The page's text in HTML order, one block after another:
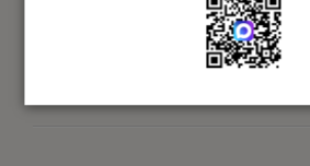
Что я получу по